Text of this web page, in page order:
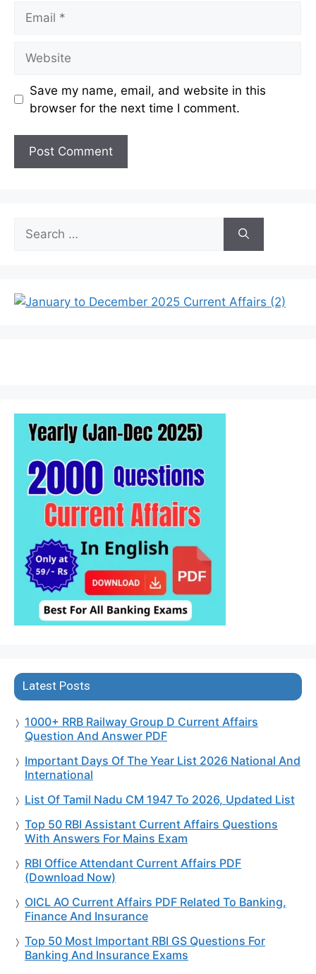
Save my name, email, and website in this
browser for the next time I comment.
Search
for:
Latest Posts
1000+ RRB Railway Group D Current Affairs
Question And Answer PDF
Important Days Of The Year List 2026 National And
International
List Of Tamil Nadu CM 1947 To 2026, Updated List
Top 50 RBI Assistant Current Affairs Questions
With Answers For Mains Exam
RBI Office Attendant Current Affairs PDF
(Download Now)
OICL AO Current Affairs PDF Related To Banking,
Finance And Insurance
Top 50 Most Important RBI GS Questions For
Banking And Insurance Exams